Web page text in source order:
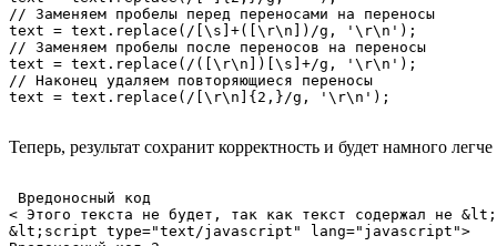
// Заменяем пробелы перед переносами на переносы
text = text.replace(/[\s]+([\r\n])/g, '\r\n');
// Заменяем пробелы после переносов на переносы
text = text.replace(/([\r\n])[\s]+/g, '\r\n');
// Наконец удаляем повторяющиеся переносы
Теперь, результат сохранит корректность и будет намного
Вредоносный код
< Этого текста не будет, так как текст содержал не
&lt;script type="text/javascript" lang="javascript">